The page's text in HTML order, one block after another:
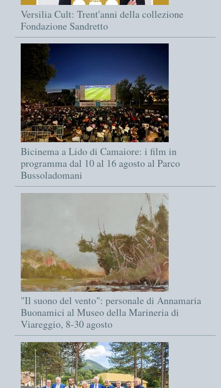
Versilia Cult: Trent'anni della collezione
Fondazione Sandretto
Bicinema a Lido di Camaiore: i film in
programma dal 10 al 16 agosto al Parco
Bussoladomani
"Il suono del vento": personale di Annamaria
Buonamici al Museo della Marineria di
Viareggio, 8-30 agosto